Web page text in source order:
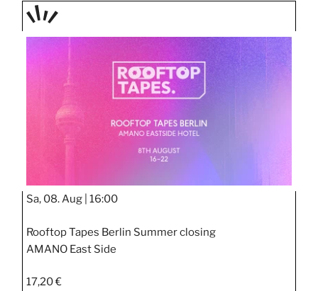
TAGE
Sa, 08. Aug | 16:00
Rooftop Tapes Berlin Summer closing
AMANO East Side
17,20 €